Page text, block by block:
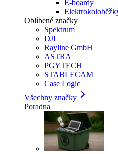
E-boardy
Oblíbené značky
Spektrum
DJI
Rayline GmbH
ASTRA
PGYTECH
STABLECAM
Case Logic
Všechny značky
Poradna